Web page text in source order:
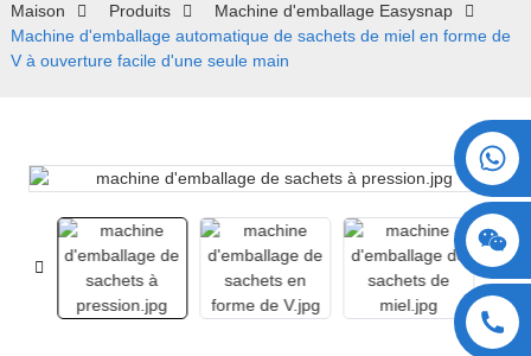
Maison Produits
Machine d'emballage Easysnap
Machine d'emballage automatique de sachets de miel en forme de
V à ouverture facile d'une seule main